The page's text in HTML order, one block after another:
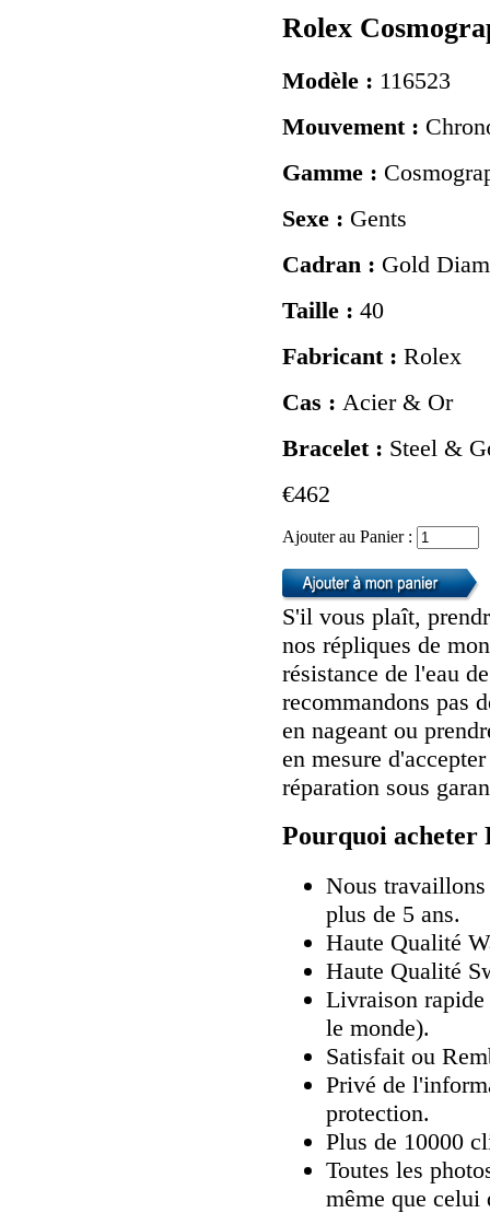
Rolex
Modèle : 116523
Mouvement :
Gamme :
Sexe : Gents
Cadran : Gold
Taille : 40
Fabricant : Rolex
Cas : Acier & Or
Bracelet : Steel &
€462
Ajouter au Panier :
S'il vous plaît,
nos répliques de
résistance de l'eau
recommandons pas
en nageant ou
en mesure
réparation sous
Pourquoi acheter
Nous
plus de 5 ans.
Haute Qualité
Haute Qualité
Livraison
le monde).
Satisfait ou
Privé de
protection.
Plus de 10000
Toutes les
même que celui